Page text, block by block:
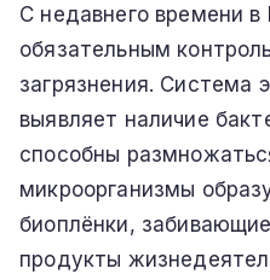
С недавнего времени в
обязательным
загрязнения. Система
выявляет наличие
способны
микроорганизмы
биоплёнки,
продукты